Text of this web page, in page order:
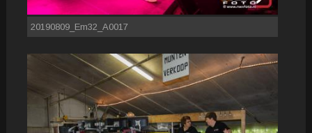
20190809_Em32_A0017